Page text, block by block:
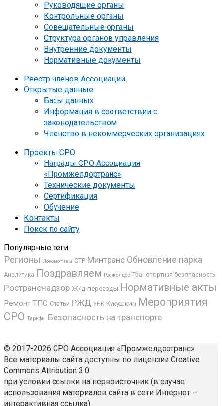
Руководящие органы
Контрольные органы
Совещательные органы
Структура органов управления
Внутренние документы
Нормативные документы
Реестр членов Ассоциации
Открытые данные
Базы данных
Информация в соответствии с
законодательством
Членство в некоммерческих организациях
Проекты СРО
Награды СРО Ассоциация
«Промжелдортранс»
Технические документы
Сертификация
Обучение
Контакты
Поиск по сайту
Популярные теги
Регионы Локомотивы СТР Минтранс Обновление парка
Аналитика Поздравляем Росжелдор Транспортная безопасность
Ространснадзор Ж/д переезды Нормативные акты
Ремонт ТПС Статьи РЖД УНК Кукушкин Мероприятия
СРО Тарифы Безопасность на транспорте
© 2017-2026 СРО Ассоциация «Промжелдортранс»
Все материалы сайта доступны по лицензии Creative
Commons Attribution 3.0
при условии ссылки на первоисточник (в случае
использования материалов сайта в сети Интернет –
интерактивная ссылка).